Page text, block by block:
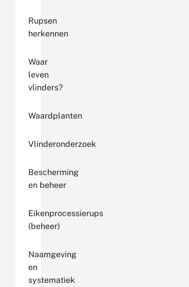
Rupsen
herkennen
Waar
leven
vlinders?
Waardplanten
Vlinderonderzoek
Bescherming
en beheer
Eikenprocessierups
(beheer)
Naamgeving
en
systematiek